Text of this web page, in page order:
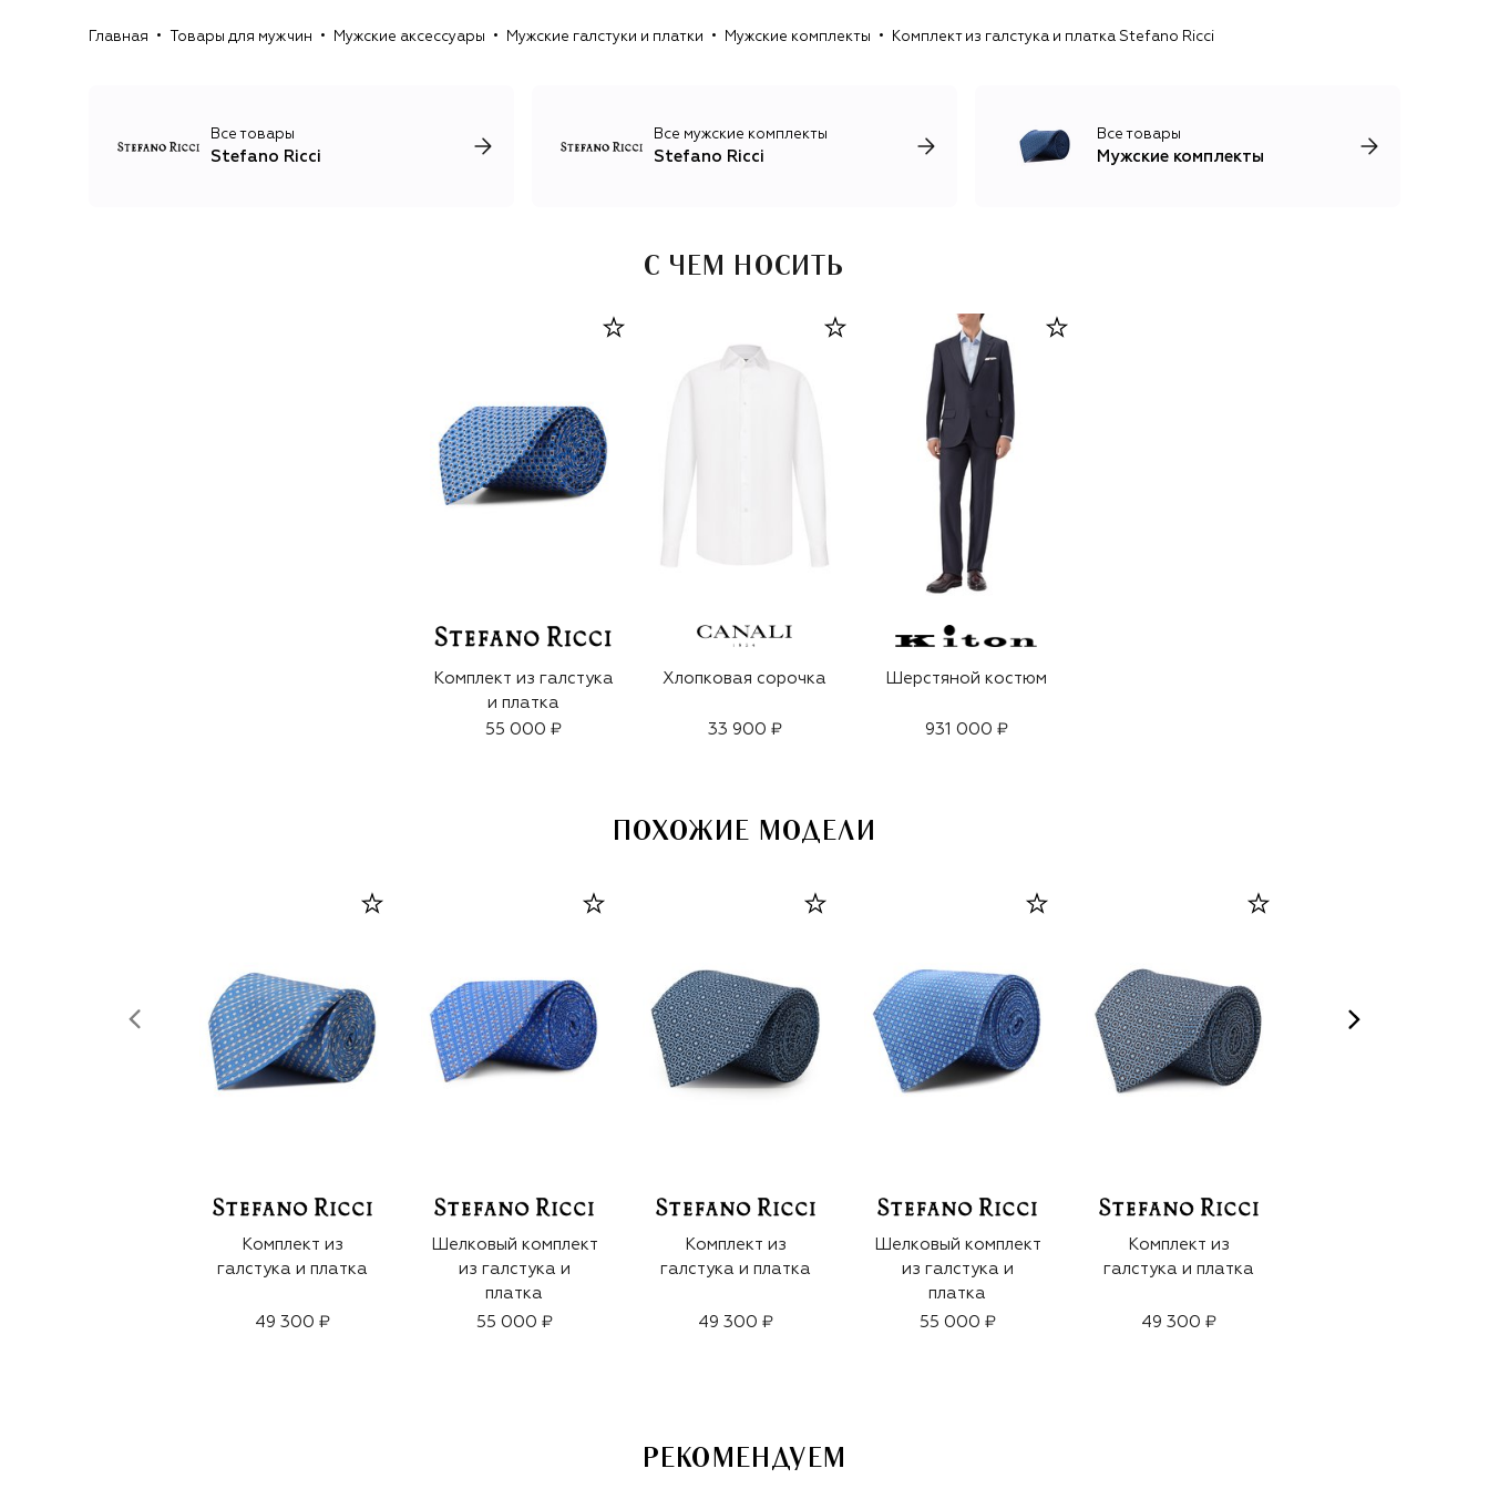
неформальные футболки и лонгсливы, изображение
Главная Товары для мужчин Мужские аксессуары Мужские галстуки и платки Мужские комплекты Комплект из галстука и платка Stefano Ricci
Все товары
Stefano Ricci
Все мужские комплекты
Stefano Ricci
Все товары
Мужские комплекты
С ЧЕМ НОСИТЬ
Комплект из галстука
и платка
55 000 ₽
Хлопковая сорочка
33 900 ₽
Шерстяной костюм
931 000 ₽
ПОХОЖИЕ МОДЕЛИ
Комплект из
галстука и платка
49 300 ₽
Шелковый комплект
из галстука и
платка
55 000 ₽
Комплект из
галстука и платка
49 300 ₽
Шелковый комплект
из галстука и
платка
55 000 ₽
Комплект из
галстука и платка
49 300 ₽
РЕКОМЕНДУЕМ